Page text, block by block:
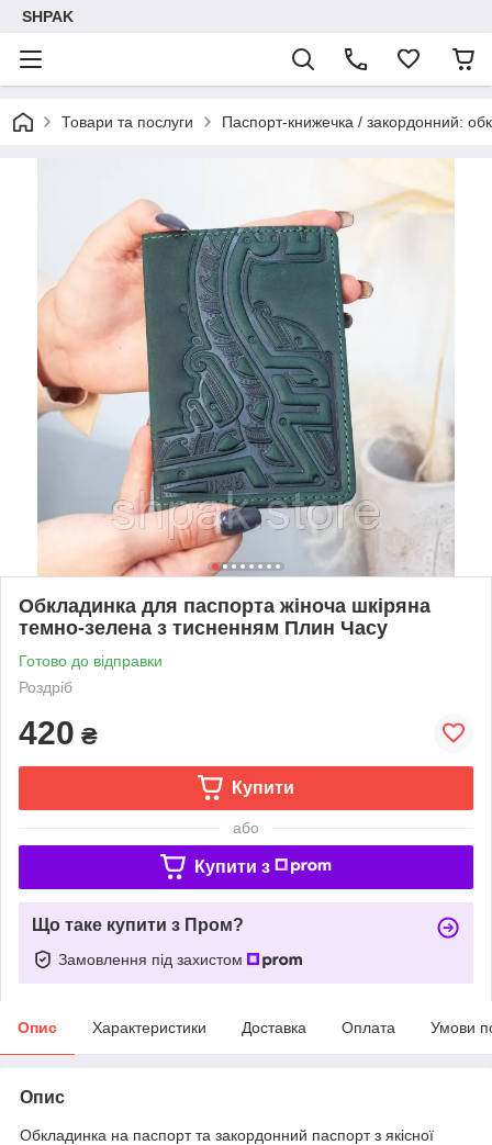
SHPAK
Товари та послуги Паспорт-книжечка / закордонний:
Обкладинка для паспорта жіноча шкіряна
темно-зелена з тисненням Плин Часу
Готово до відправки
Роздріб
420 ₴
Купити
або
Купити з
Що таке купити з Пром?
Замовлення під захистом
Опис Характеристики Доставка Оплата Умови
Опис
Обкладинка на паспорт та закордонний паспорт з якісної